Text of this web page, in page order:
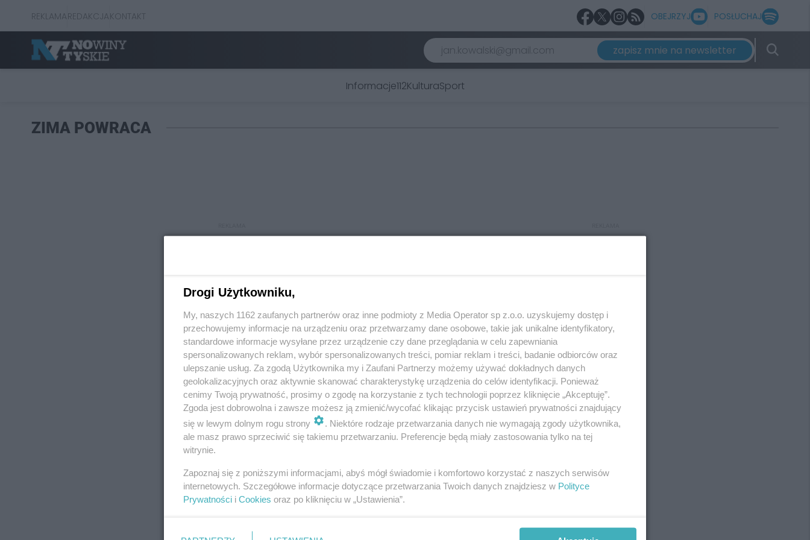
REKLAMAREDAKCJAKONTAKT OBEJRZYJ POSŁUCHAJ
zapisz mnie na newsletter
Informacje112KulturaSport
ZIMA POWRACA
REKLAMA REKLAMA
Drogi Użytkowniku,
My, naszych 1162 zaufanych partnerów oraz inne podmioty z Media Operator sp z.o.o. uzyskujemy dostęp i
przechowujemy informacje na urządzeniu oraz przetwarzamy dane osobowe, takie jak unikalne identyfikatory,
standardowe informacje wysyłane przez urządzenie czy dane przeglądania w celu zapewniania
spersonalizowanych reklam, wybór spersonalizowanych treści, pomiar reklam i treści, badanie odbiorców oraz
ulepszanie usług. Za zgodą Użytkownika my i Zaufani Partnerzy możemy używać dokładnych danych
geolokalizacyjnych oraz aktywnie skanować charakterystykę urządzenia do celów identyfikacji. Ponieważ
cenimy Twoją prywatność, prosimy o zgodę na korzystanie z tych technologii poprzez kliknięcie „Akceptuję”.
Zgoda jest dobrowolna i zawsze możesz ją zmienić/wycofać klikając przycisk ustawień prywatności znajdujący
się w lewym dolnym rogu strony
. Niektóre rodzaje przetwarzania danych nie wymagają zgody użytkownika,
ale masz prawo sprzeciwić się takiemu przetwarzaniu. Preferencje będą miały zastosowania tylko na tej
witrynie.
Zapoznaj się z poniższymi informacjami, abyś mógł świadomie i komfortowo korzystać z naszych serwisów
internetowych. Szczegółowe informacje dotyczące przetwarzania Twoich danych znajdziesz w Polityce
Prywatności i Cookies oraz po kliknięciu w „Ustawienia”.